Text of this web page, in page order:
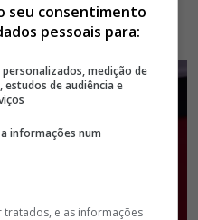
seu consentimento
pessoais para:
medição de
estudos de audiência e
informações num
tratados, e as informações